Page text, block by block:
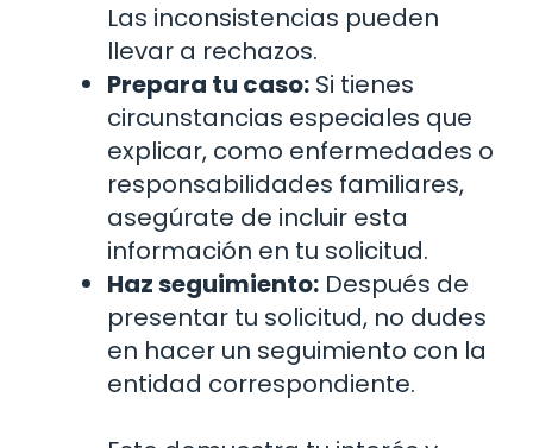
Las inconsistencias pueden
llevar a rechazos.
Prepara tu caso: Si tienes
circunstancias especiales que
explicar, como enfermedades o
responsabilidades familiares,
asegúrate de incluir esta
información en tu solicitud.
Haz seguimiento: Después de
presentar tu solicitud, no dudes
en hacer un seguimiento con la
entidad correspondiente.